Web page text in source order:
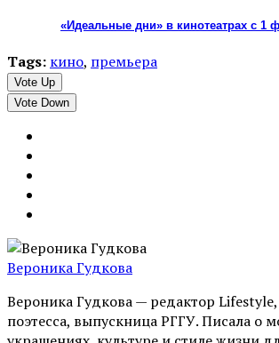
«Идеальные дни» в кинотеатрах с 1
Tags: кино, премьера
Vote Up
Vote Down
Вероника Гудкова
Вероника Гудкова — редактор
поэтесса, выпускница РГГУ. Писала о